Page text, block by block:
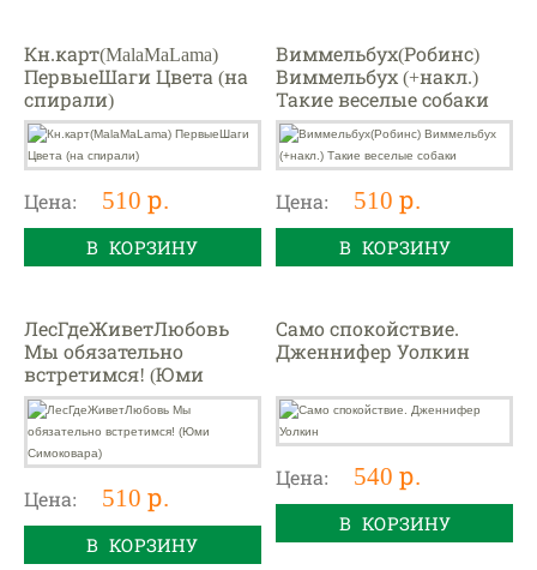
Кн.карт(MalaMaLama)
ПервыеШаги Цвета (на
спирали)
Цена: 510 р.
В КОРЗИНУ
Виммельбух(Робинс)
Виммельбух (+накл.)
Такие веселые собаки
Цена: 510 р.
В КОРЗИНУ
ЛесГдеЖиветЛюбовь
Мы обязательно
встретимся! (Юми
Симоковара)
Цена: 510 р.
В КОРЗИНУ
Само спокойствие.
Дженнифер Уолкин
Цена: 540 р.
В КОРЗИНУ